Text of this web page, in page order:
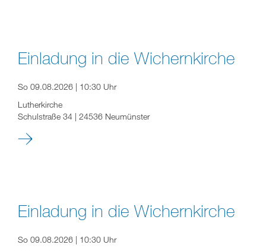
Einladung in die Wichernkirche
So 09.08.2026 | 10:30 Uhr
Lutherkirche
Schulstraße 34 | 24536 Neumünster
Einladung in die Wichernkirche
So 09.08.2026 | 10:30 Uhr